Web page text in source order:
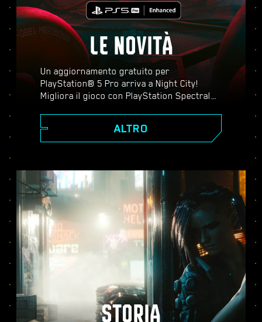
LE NOVITÀ
Un aggiornamento gratuito per
PlayStation® 5 Pro arriva a Night City!
Migliora il gioco con PlayStation Spectral
elevate e tanto altro ancora. Scegli tra tre
modalità grafiche: Prestazioni, Ray tracing
perfezionata, un'azione più fluida e tutto il
meglio che Cyberpunk 2077 può offrirti su
PS5® Pro.
ALTRO
STORIA